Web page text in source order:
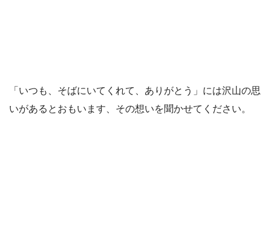
「いつも、そばにいてくれて、ありがとう」には沢山の思
いがあるとおもいます、その想いを聞かせてください。